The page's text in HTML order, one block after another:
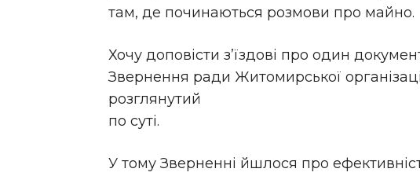
там, де починаються розмови про майно.
Хочу доповісти з’їздові про один
Звернення ради Житомирської
розглянутий
по суті.
У тому Зверненні йшлося про